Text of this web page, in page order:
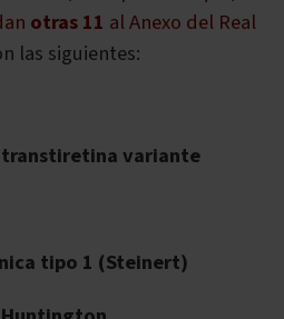
otras 11 al Anexo del Real
las siguientes:
variante
tipo 1 (Steinert)